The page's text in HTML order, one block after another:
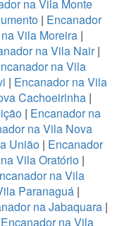
na Vila Monte
| Encanador
Vila Moreira|
na Vila Nair|
na Vila
| Encanador na Vila
Cachoeirinha |
| Encanador na
na Vila Nova
União | Encanador
Vila Oratório |
na Vila
Paranaguá|
na Jabaquara |
Encanador na Vila